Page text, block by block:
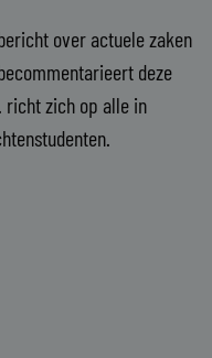
over actuele zaken
deze
richt zich op alle in